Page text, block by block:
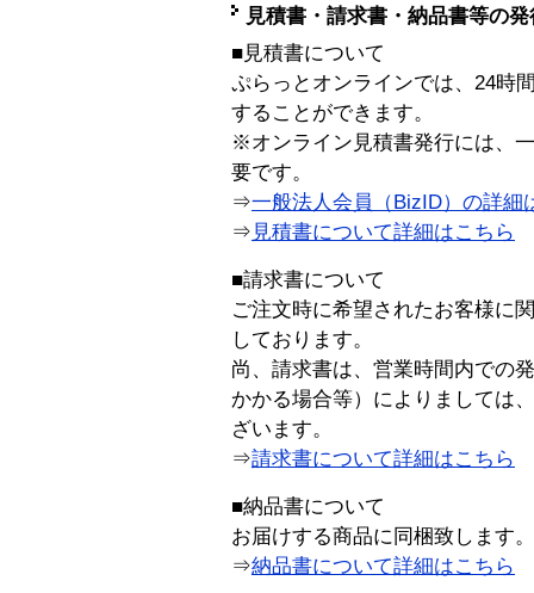
見積書・請求書・納品書等の
■見積書について
ぷらっとオンラインでは、24時
することができます。
※オンライン見積書発行には、
要です。
⇒一般法人会員（BizID）の詳細
⇒ 見積書について詳細はこちら
■請求書について
ご注文時に希望されたお客様に
しております。
尚、請求書は、営業時間内での
かかる場合等）によりましては
ざいます。
⇒請求書について詳細はこちら
■納品書について
お届けする商品に同梱致します。
⇒納品書について詳細はこちら